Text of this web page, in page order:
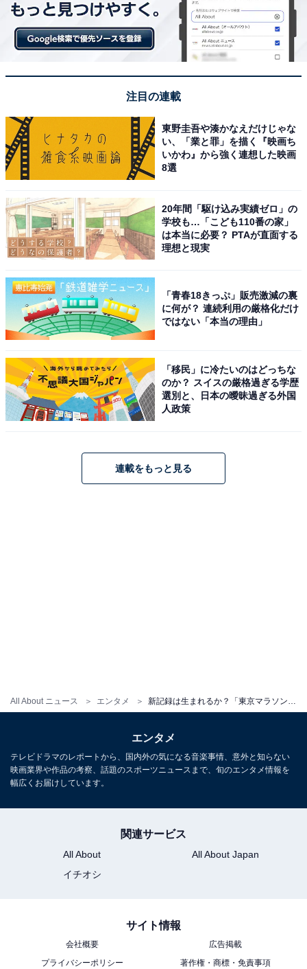
All About ニュース エンタメ
厳しいコンディションで行われた東京マラソン2019を2
時間4分48秒で制したビルハヌ・レゲセ選手（エチオピ
ア）や、初マラソン世界最高記録となる2時間3分34秒の
自己記録を持つゲタネ・モラ選手（エチオピア）は2度
目のマラソンの舞台として東京を選びました。日本記録
を大きく上回る自己記録を持つ両選手は、優勝争いの中
心となるでしょう。
対する日本勢も、新旧日本記録保持者である大迫傑選手
（Nike）、設楽悠太選手（Honda）、2018アジア大会で
マラソンを制した井上大仁選手（MHPS）といった実力
者が参戦。佐藤悠基選手（日清食品グループ）、山本憲
二選手（マツダ）、河合代二選手（トーエネック）とい
ったMGC出場組も東京マラソン2020に出場します。
うな新顔も揃ってきました。2月の丸亀国際ハーフマラ
ソンで日本記録を更新した小椋裕介選手（ヤクルト）。
前回の東京マラソン、MGCと厳しいコンディションでし
た。学生では國學院大學の主力として出雲駅伝優勝、箱
根駅伝3位に大きく貢献し、初マラソンに挑む土方英和
相性の良いベルハネ・ディババ選手（エチオピア）も侮
れない存在となりそうです。
また、ロナー・チェムタイ サルピーター選手（イスラエ
ル）は既にイスラエル代表選手として東京五輪出場を内
加を決めたとのことです。
車いすマラソンの部では、外国人選手の多くが直前で辞
注目の連載
東野圭吾や湊かなえだけじゃな
い、「業と罪」を描く『映画ち
いかわ』から強く連想した映画
8選
20年間「駆け込み実績ゼロ」の
学校も…「こども110番の家」
は本当に必要？ PTAが直面する
理想と現実
「青春18きっぷ」販売激減の裏
に何が？ 連続利用の厳格化だけ
ではない「本当の理由」
「移民」に冷たいのはどっちな
のか？ スイスの厳格過ぎる学歴
選別と、日本の曖昧過ぎる外国
人政策
連載をもっと見る
エンタメ
テレビドラマのレポートから、国内外の気になる音楽事情、意外と知らない
映画業界や作品の考察、話題のスポーツニュースまで、旬のエンタメ情報を
幅広くお届けしています。
関連サービス
All About
All About Japan
イチオシ
サイト情報
会社概要
広告掲載
プライバシーポリシー
著作権・商標・免責事項